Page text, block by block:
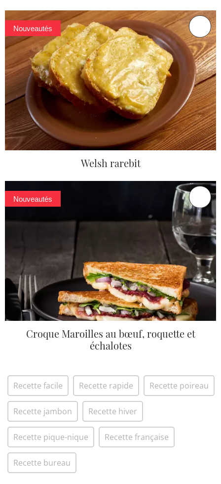
Nouveautés
Welsh rarebit
Nouveautés
Croque Maroilles au bœuf, roquette et
échalotes
Recette facile Recette rapide Recette poireau
Recette jambon Recette hiver
Recette pique-nique Recette française
Recette bureau